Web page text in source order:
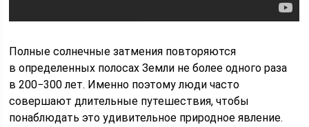
Полные солнечные затмения повторяются
в определенных полосах Земли не более одного раза
в 200−300 лет. Именно поэтому люди часто
совершают длительные путешествия, чтобы
понаблюдать это удивительное природное явление.